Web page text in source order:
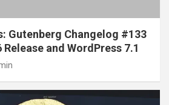
Gutenberg Changelog #133
and WordPress 7.1